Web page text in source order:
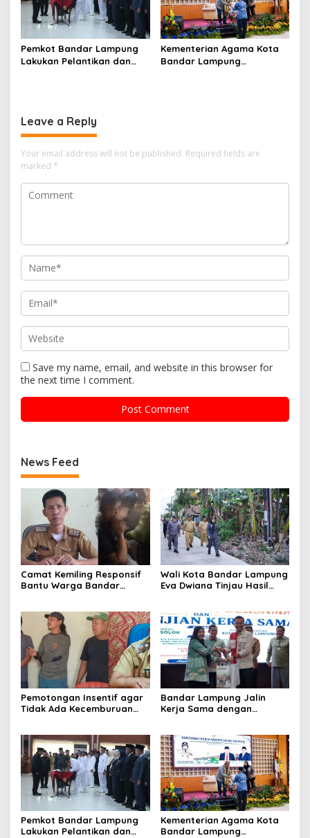
Pemkot Bandar Lampung
Lakukan Pelantikan dan
Kementerian Agama Kota
Bandar Lampung
Leave a Reply
Your email address will not be published. Required fields are
marked *
Save my name, email, and website in this browser for
the next time I comment.
News Feed
Camat Kemiling Responsif
Bantu Warga Bandar
Wali Kota Bandar Lampung
Eva Dwiana Tinjau Hasil
Pemotongan Insentif agar
Tidak Ada Kecemburuan
Pematang Wangi Bersama
Bandar Lampung Jalin
Kerja Sama dengan
Kendalikan Inflasi
Pemkot Bandar Lampung
Lakukan Pelantikan dan
Kementerian Agama Kota
Bandar Lampung